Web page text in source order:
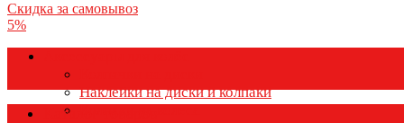
Скидка за самовывоз
5%
Наклейки на диски и колпаки
Колпаки на колеса
Каталог товаров